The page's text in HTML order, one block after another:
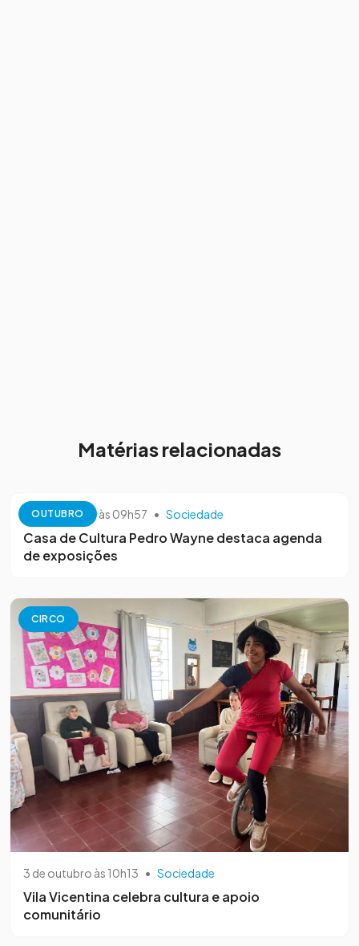
Matérias relacionadas
OUTUBRO
13 de outubro às 09h57 • Sociedade
Casa de Cultura Pedro Wayne destaca agenda
de exposições
CIRCO
3 de outubro às 10h13 • Sociedade
Vila Vicentina celebra cultura e apoio
comunitário